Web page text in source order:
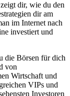
dir, wie du den
dir am
im Internet nach
investiert und
die Börsen für dich
von
Wirtschaft und
VIPs und
Investoren